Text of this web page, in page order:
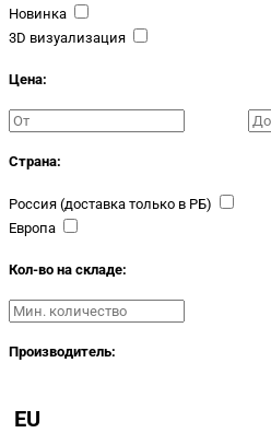
Новинка
3D визуализация
Цена:
Страна:
Россия (доставка только в РБ)
Европа
Кол-во на складе:
Производитель:
EU